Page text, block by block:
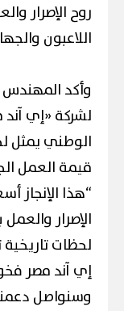
روح الإصرار
اللاعبون
وأكد المهندس
لشركة «إي
الوطني يمثل
قيمة العمل
“هذا الإنجاز
الإصرار
لحظات
إي آند مصر
وسنواصل